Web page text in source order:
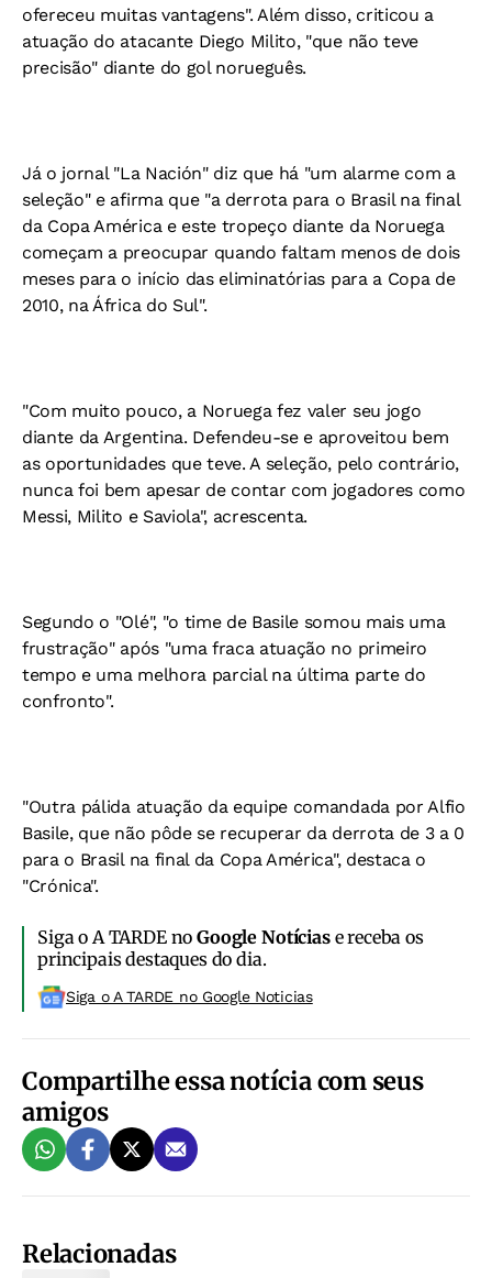
ofereceu muitas vantagens". Além disso, criticou a
atuação do atacante Diego Milito, "que não teve
precisão" diante do gol norueguês.
Já o jornal "La Nación" diz que há "um alarme com a
seleção" e afirma que "a derrota para o Brasil na final
da Copa América e este tropeço diante da Noruega
começam a preocupar quando faltam menos de dois
meses para o início das eliminatórias para a Copa de
2010, na África do Sul".
"Com muito pouco, a Noruega fez valer seu jogo
diante da Argentina. Defendeu-se e aproveitou bem
as oportunidades que teve. A seleção, pelo contrário,
nunca foi bem apesar de contar com jogadores como
Messi, Milito e Saviola", acrescenta.
Segundo o "Olé", "o time de Basile somou mais uma
frustração" após "uma fraca atuação no primeiro
tempo e uma melhora parcial na última parte do
confronto".
"Outra pálida atuação da equipe comandada por Alfio
Basile, que não pôde se recuperar da derrota de 3 a 0
para o Brasil na final da Copa América", destaca o
"Crónica".
Siga o A TARDE noGoogle Notíciase receba os
principais destaques do dia.
Siga o A TARDE no Google Noticias
Compartilhe essa notícia com seus
amigos
Relacionadas